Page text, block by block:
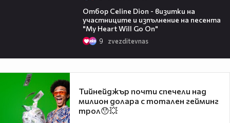
Отбор Celine Dion - визитки на
участниците и изпълнение на песента
"My Heart Will Go On"
9 zvezditevnas
Тийнейджър почти спечели над
милион долара с тотален гейминг
трол😯💥